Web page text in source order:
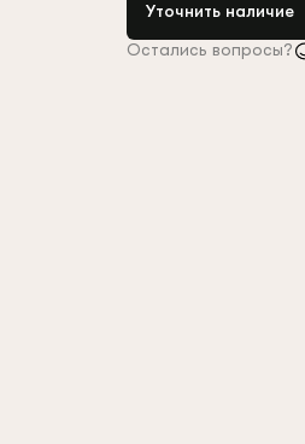
Уточнить наличие
Остались вопросы?